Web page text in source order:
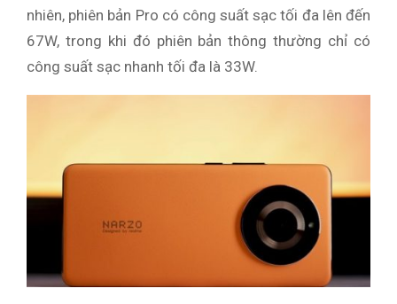
nhiên, phiên bản Pro có công suất sạc tối đa lên đến
67W, trong khi đó phiên bản thông thường chỉ có
công suất sạc nhanh tối đa là 33W.